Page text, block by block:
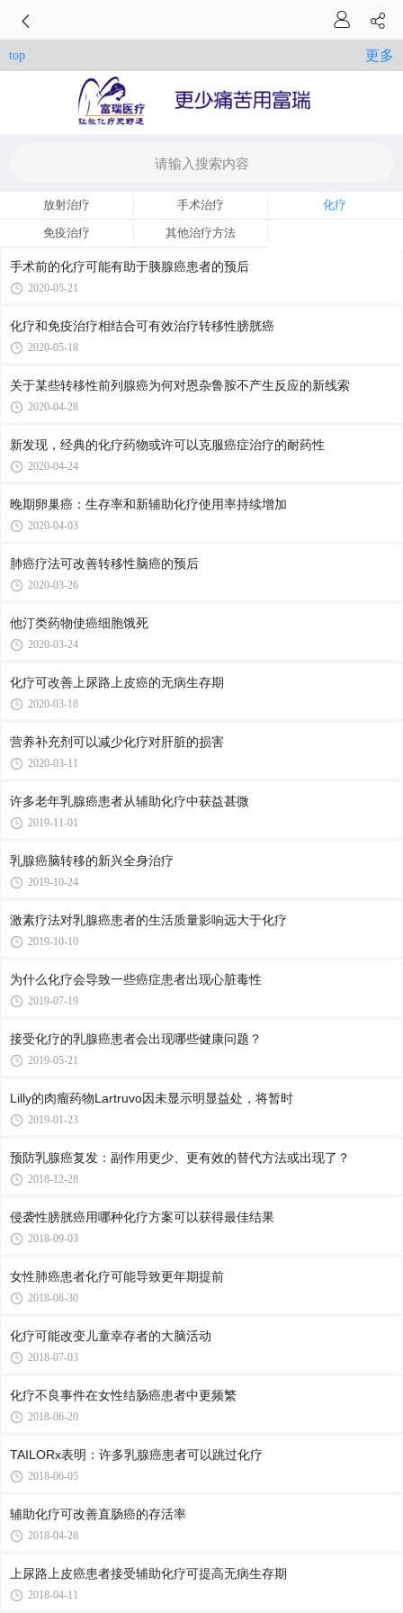
top 更多
放射治疗 手术治疗 化疗
免疫治疗 其他治疗方法
手术前的化疗可能有助于胰腺癌患者的预后
2020-05-21
化疗和免疫治疗相结合可有效治疗转移性膀胱癌
2020-05-18
关于某些转移性前列腺癌为何对恩杂鲁胺不产生反应的新线索
2020-04-28
新发现，经典的化疗药物或许可以克服癌症治疗的耐药性
2020-04-24
晚期卵巢癌：生存率和新辅助化疗使用率持续增加
2020-04-03
肺癌疗法可改善转移性脑癌的预后
2020-03-26
他汀类药物使癌细胞饿死
2020-03-24
化疗可改善上尿路上皮癌的无病生存期
2020-03-18
营养补充剂可以减少化疗对肝脏的损害
2020-03-11
许多老年乳腺癌患者从辅助化疗中获益甚微
2019-11-01
乳腺癌脑转移的新兴全身治疗
2019-10-24
激素疗法对乳腺癌患者的生活质量影响远大于化疗
2019-10-10
为什么化疗会导致一些癌症患者出现心脏毒性
2019-07-19
接受化疗的乳腺癌患者会出现哪些健康问题？
2019-05-21
Lilly的肉瘤药物Lartruvo因未显示明显益处，将暂时
2019-01-23
预防乳腺癌复发：副作用更少、更有效的替代方法或出现了？
2018-12-28
侵袭性膀胱癌用哪种化疗方案可以获得最佳结果
2018-09-03
女性肺癌患者化疗可能导致更年期提前
2018-08-30
化疗可能改变儿童幸存者的大脑活动
2018-07-03
化疗不良事件在女性结肠癌患者中更频繁
2018-06-20
TAILORx表明：许多乳腺癌患者可以跳过化疗
2018-06-05
辅助化疗可改善直肠癌的存活率
2018-04-28
上尿路上皮癌患者接受辅助化疗可提高无病生存期
2018-04-11